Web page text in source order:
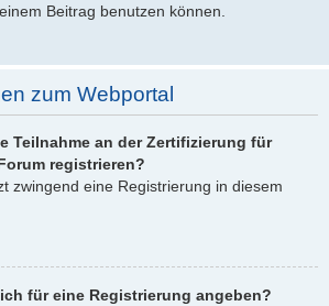
Beitrag benutzen können.
zum Webportal
Teilnahme an der Zertifizierung für
registrieren?
zwingend eine Registrierung in diesem
für eine Registrierung angeben?